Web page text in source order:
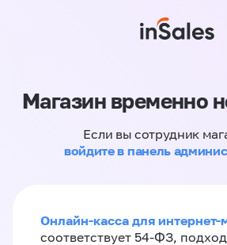
Магазин временно
Если вы сотрудник
войдите в панель
Онлайн-касса для интернет-
соответствует 54-ФЗ,